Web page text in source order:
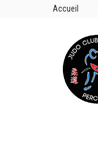
Accueil